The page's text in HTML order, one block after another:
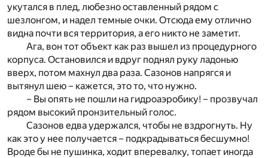
укутался в плед, любезно оставленный рядом с
шезлонгом, и надел темные очки. Отсюда ему отлично
видна почти вся территория, а его никто не заметит.
Ага, вон тот объект как раз вышел из процедурного
корпуса. Остановился и вдруг поднял руку ладонью
вверх, потом махнул два раза. Сазонов напрягся и
вытянул шею – кажется, это то, что нужно.
– Вы опять не пошли на гидроаэробику! – прозвучал
рядом высокий пронзительный голос.
Сазонов едва удержался, чтобы не вздрогнуть. Ну
как это у нее получается – подкрадываться бесшумно!
Вроде бы не пушинка, ходит вперевалку, топает иногда